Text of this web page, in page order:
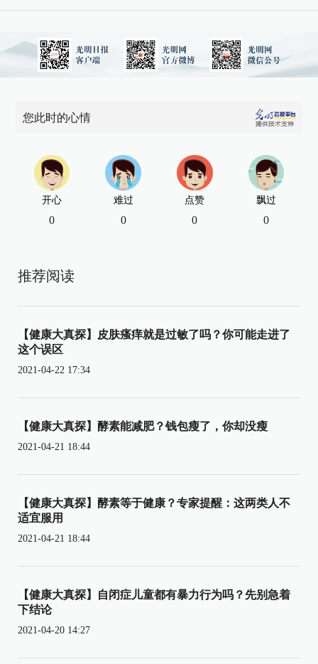
您此时的心情
开心
0
难过
0
点赞
0
飘过
0
推荐阅读
【健康大真探】皮肤瘙痒就是过敏了吗？你可能走进了
这个误区
2021-04-22 17:34
【健康大真探】酵素能减肥？钱包瘦了，你却没瘦
2021-04-21 18:44
【健康大真探】酵素等于健康？专家提醒：这两类人不
适宜服用
2021-04-21 18:44
【健康大真探】自闭症儿童都有暴力行为吗？先别急着
下结论
2021-04-20 14:27